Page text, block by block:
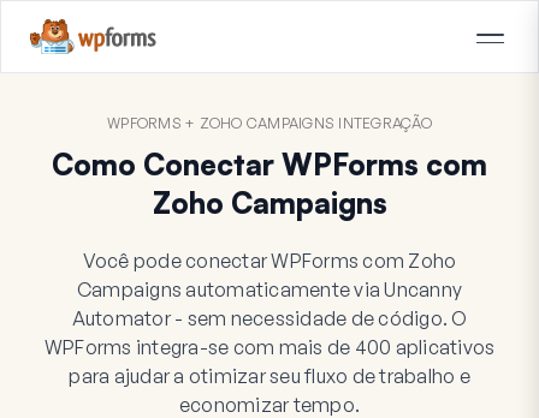
WPFORMS + ZOHO CAMPAIGNS INTEGRAÇÃO
Como Conectar WPForms com
Zoho Campaigns
Você pode conectar WPForms com Zoho
Campaigns automaticamente via Uncanny
Automator - sem necessidade de código. O
WPForms integra-se com mais de 400 aplicativos
para ajudar a otimizar seu fluxo de trabalho e
economizar tempo.